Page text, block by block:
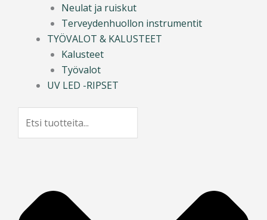
Neulat ja ruiskut
Terveydenhuollon instrumentit
TYÖVALOT & KALUSTEET
Kalusteet
Työvalot
UV LED -RIPSET